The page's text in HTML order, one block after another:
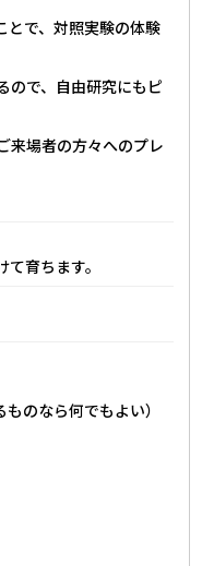
とで、対照実験の体験
ので、自由研究にもピ
来場者の方々へのプレ
育ちます。
のなら何でもよい）